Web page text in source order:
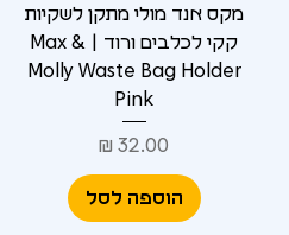
מקס אנד מולי מתקן לשקיות
קקי לכלבים ורוד | Max &
Molly Waste Bag Holder
Pink
מחיר
הוספה לסל